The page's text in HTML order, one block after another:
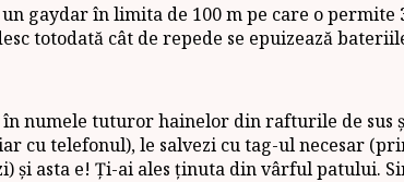
gaydar în limita de 100 m pe care o
totodată cât de repede se epuizează
numele tuturor hainelor din rafturile de
cu telefonul), le salvezi cu tag-ul necesar
și asta e! Ți-ai ales ținuta din vârful patului.